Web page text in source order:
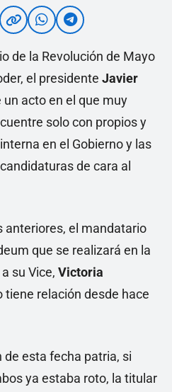
de la Revolución de Mayo
el presidente Javier
acto en el que muy
solo con propios y
en el Gobierno y las
de cara al
anteriores, el mandatario
que se realizará en la
su Vice, Victoria
tiene relación desde hace
de esta fecha patria, si
ya estaba roto, la titular